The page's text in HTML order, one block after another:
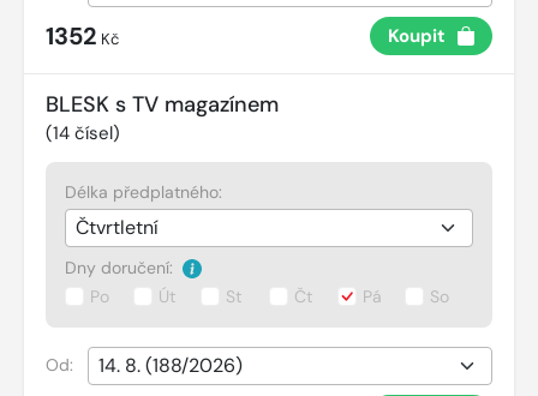
1352 Kč Koupit
BLESK s TV magazínem
(14 čísel)
Délka předplatného:
Dny doručení:
Po
Út St Čt Pá So
Od: